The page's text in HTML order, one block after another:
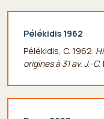
Pélékidis 1962
Pélékidis, C. 1962.
origines à 31 av. J.-C.